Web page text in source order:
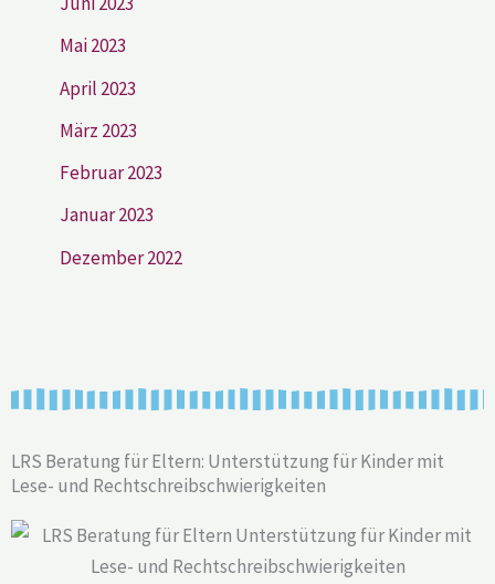
Mai 2023
April 2023
März 2023
Februar 2023
Januar 2023
Dezember 2022
LRS Beratung für Eltern: Unterstützung für Kinder mit
Lese- und Rechtschreibschwierigkeiten